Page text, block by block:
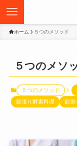
ホーム ５つのメソッド
５つのメソ
５つのメソッド
欲張り酵素料理
欲張